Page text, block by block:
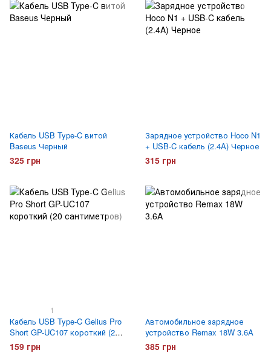
Кабель USB Type-C витой
Baseus Черный
325 грн
Зарядное устройство Hoco N1
+ USB-C кабель (2.4A) Черное
315 грн
1
Кабель USB Type-C Gelius Pro
Short GP-UC107 короткий (20
сантиметров)
159 грн
Автомобильное зарядное
устройство Remax 18W 3.6A
385 грн